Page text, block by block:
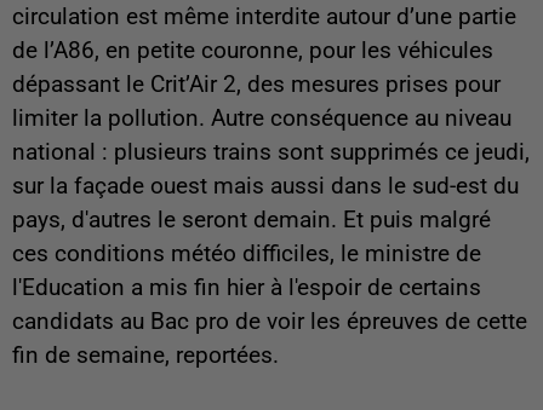
circulation est même interdite autour d’une partie
de l’A86, en petite couronne, pour les véhicules
dépassant le Crit’Air 2, des mesures prises pour
limiter la pollution. Autre conséquence au niveau
national : plusieurs trains sont supprimés ce jeudi,
sur la façade ouest mais aussi dans le sud-est du
pays, d'autres le seront demain. Et puis malgré
ces conditions météo difficiles, le ministre de
l'Education a mis fin hier à l'espoir de certains
candidats au Bac pro de voir les épreuves de cette
fin de semaine, reportées.